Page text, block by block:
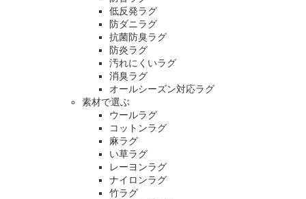
低反発ラグ
防ダニラグ
抗菌防臭ラグ
防炎ラグ
汚れにくいラグ
消臭ラグ
オールシーズン対応ラグ
素材で選ぶ
ウールラグ
コットンラグ
麻ラグ
い草ラグ
レーヨンラグ
ナイロンラグ
竹ラグ